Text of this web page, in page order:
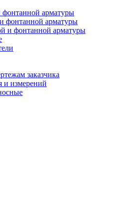
фонтанной арматуры
фонтанной арматуры
и фонтанной арматуры
заказчика
и измерений